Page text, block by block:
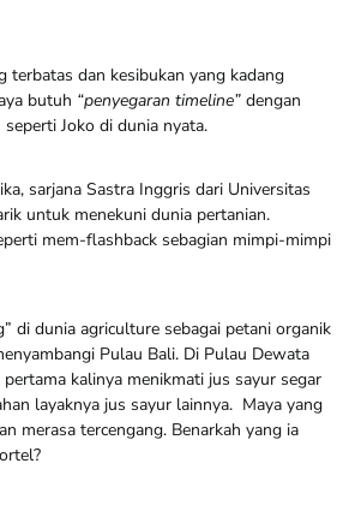
terbatas dan kesibukan yang kadang
butuh “penyegaran timeline” dengan
Joko di dunia nyata.
sarjana Sastra Inggris dari Universitas
untuk menekuni dunia pertanian.
mem-flashback sebagian mimpi-mimpi
di dunia agriculture sebagai petani organik
Pulau Bali. Di Pulau Dewata
kalinya menikmati jus sayur segar
layaknya jus sayur lainnya. Maya yang
merasa tercengang. Benarkah yang ia